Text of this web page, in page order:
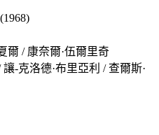
爾 / 康奈爾·伍爾里奇
-克洛德·布里亞利 / 查爾斯·